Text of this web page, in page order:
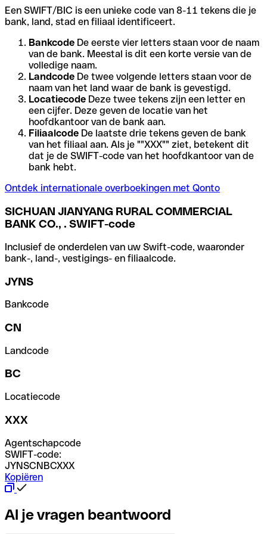
Een SWIFT/BIC is een unieke code van 8-11 tekens die je
bank, land, stad en filiaal identificeert.
Bankcode De eerste vier letters staan voor de naam
van de bank. Meestal is dit een korte versie van de
volledige naam.
Landcode De twee volgende letters staan voor de
naam van het land waar de bank is gevestigd.
Locatiecode Deze twee tekens zijn een letter en
een cijfer. Deze geven de locatie van het
hoofdkantoor van de bank aan.
Filiaalcode De laatste drie tekens geven de bank
van het filiaal aan. Als je ""XXX"" ziet, betekent dit
dat je de SWIFT-code van het hoofdkantoor van de
bank hebt.
Ontdek internationale overboekingen met Qonto
SICHUAN JIANYANG RURAL COMMERCIAL
BANK CO., . SWIFT-code
Inclusief de onderdelen van uw Swift-code, waaronder
bank-, land-, vestigings- en filiaalcode.
JYNS
Bankcode
CN
Landcode
BC
Locatiecode
XXX
Agentschapcode
SWIFT-code:
JYNSCNBCXXX
Kopiëren
Al je vragen beantwoord